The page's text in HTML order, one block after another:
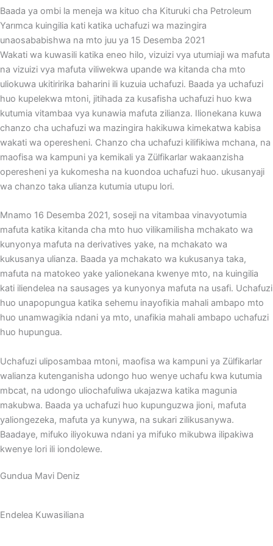
Baada ya ombi la meneja wa kituo cha Kituruki cha Petroleum
Yarımca kuingilia kati katika uchafuzi wa mazingira
unaosababishwa na mto juu ya 15 Desemba 2021
Wakati wa kuwasili katika eneo hilo, vizuizi vya utumiaji wa mafuta
na vizuizi vya mafuta viliwekwa upande wa kitanda cha mto
uliokuwa ukitiririka baharini ili kuzuia uchafuzi. Baada ya uchafuzi
huo kupelekwa mtoni, jitihada za kusafisha uchafuzi huo kwa
kutumia vitambaa vya kunawia mafuta zilianza. Ilionekana kuwa
chanzo cha uchafuzi wa mazingira hakikuwa kimekatwa kabisa
wakati wa operesheni. Chanzo cha uchafuzi kilifikiwa mchana, na
maofisa wa kampuni ya kemikali ya Zülfikarlar wakaanzisha
operesheni ya kukomesha na kuondoa uchafuzi huo. ukusanyaji
wa chanzo taka ulianza kutumia utupu lori.
Mnamo 16 Desemba 2021, soseji na vitambaa vinavyotumia
mafuta katika kitanda cha mto huo vilikamilisha mchakato wa
kunyonya mafuta na derivatives yake, na mchakato wa
kukusanya ulianza. Baada ya mchakato wa kukusanya taka,
mafuta na matokeo yake yalionekana kwenye mto, na kuingilia
kati iliendelea na sausages ya kunyonya mafuta na usafi. Uchafuzi
huo unapopungua katika sehemu inayofikia mahali ambapo mto
huo unamwagikia ndani ya mto, unafikia mahali ambapo uchafuzi
huo hupungua.
Uchafuzi uliposambaa mtoni, maofisa wa kampuni ya Zülfikarlar
walianza kutenganisha udongo huo wenye uchafu kwa kutumia
mbcat, na udongo uliochafuliwa ukajazwa katika magunia
makubwa. Baada ya uchafuzi huo kupunguzwa jioni, mafuta
yaliongezeka, mafuta ya kunywa, na sukari zilikusanywa.
Baadaye, mifuko iliyokuwa ndani ya mifuko mikubwa ilipakiwa
kwenye lori ili iondolewe.
Gundua Mavi Deniz
Endelea Kuwasiliana